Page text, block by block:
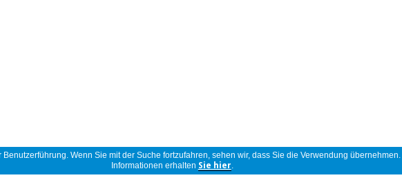
Wenn Sie mit der Suche fortzufahren, sehen wir, dass Sie die Verwendung
Informationen erhalten Sie hier.